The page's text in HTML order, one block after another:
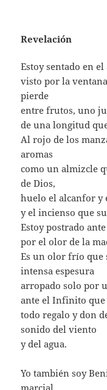
Revelación
Estoy sentado en
visto por la
pierde
entre frutos, uno
de una longitud
Al rojo de los
aromas
como un almizcle
de Dios,
huelo el alcanfor y
y el incienso que
Estoy postrado
por el olor de la
Es un olor frío que
intensa espesura
arropado solo por
ante el Infinito que
todo regalo y don
sonido del viento
y del agua.
Yo también soy
marcial